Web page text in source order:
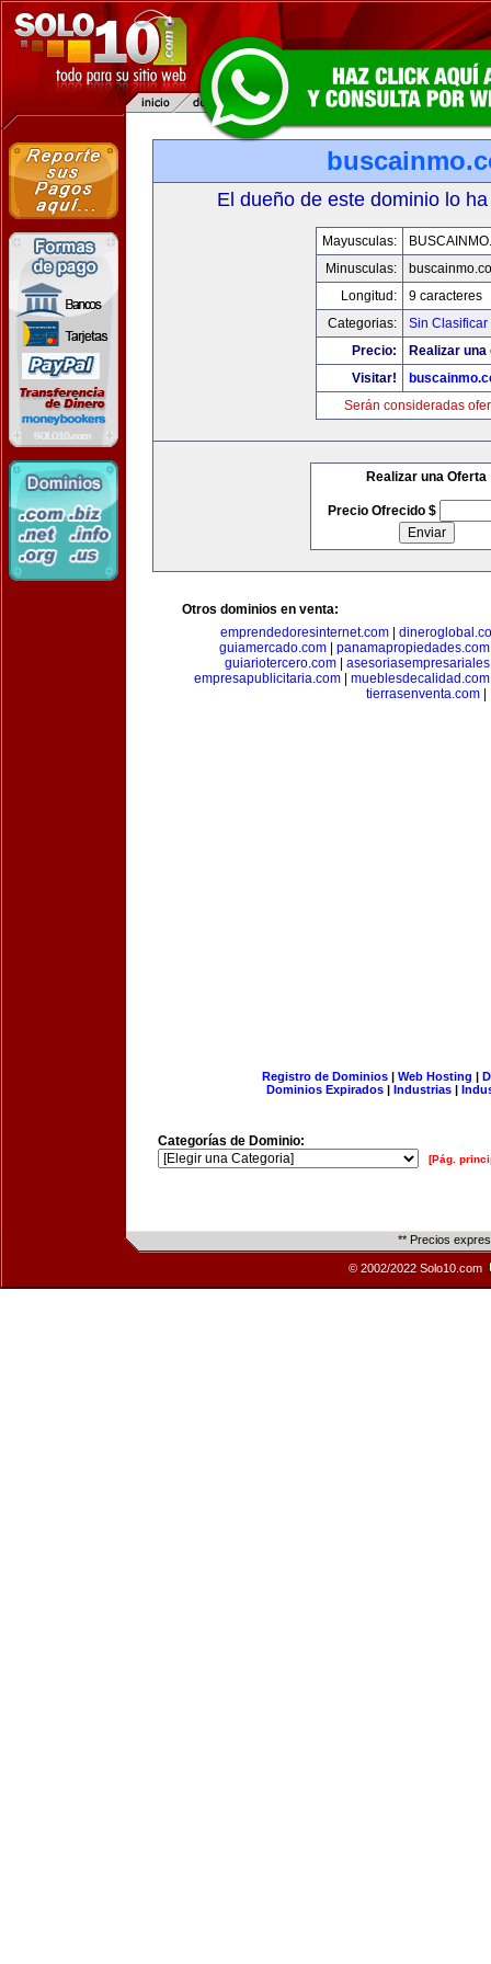
El dueño de este dominio lo
Mayusculas:
Minusculas:
Longitud:
9 caracteres
Categorias:
Sin Clasificar
Precio:
Realizar
Visitar!
Serán consideradas
Realizar una Oferta
Precio Ofrecido $
Otros dominios en venta:
emprendedoresinternet.com
guiamercado.com| panamapropiedades.com
guiariotercero.com|
empresapublicitaria.com| mueblesdecalidad.com
tierrasenventa.com
Registro de Dominios| Web Hosting |
Dominios Expirados | Industrias |
Categorías de Dominio:
[Pág.
** Precios
© 2002/2022 Solo10.com